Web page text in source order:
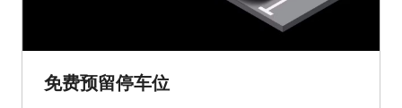
免费预留停车位​